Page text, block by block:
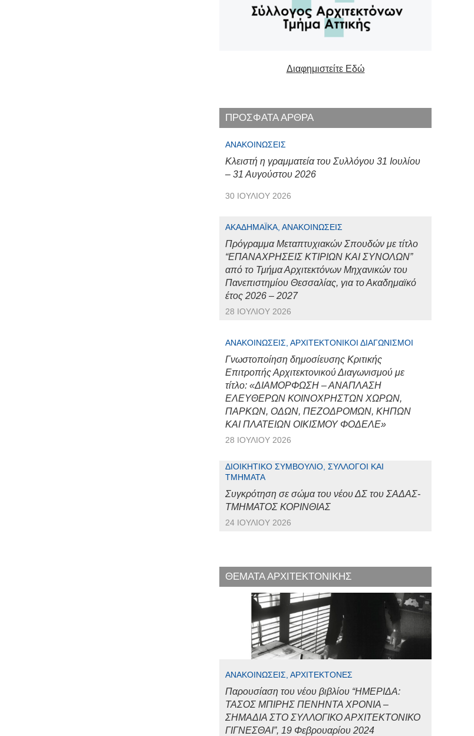
Διαφημιστείτε Εδώ
ΠΡΟΣΦΑΤΑ ΑΡΘΡΑ
ΑΝΑΚΟΙΝΏΣΕΙΣ
Κλειστή η γραμματεία του Συλλόγου 31 Ιουλίου
– 31 Αυγούστου 2026
30 ΙΟΥΛΊΟΥ 2026
ΑΚΑΔΗΜΑΪΚΆ, ΑΝΑΚΟΙΝΏΣΕΙΣ
Πρόγραμμα Μεταπτυχιακών Σπουδών με τίτλο
“ΕΠΑΝΑΧΡΗΣΕΙΣ ΚΤΙΡΙΩΝ ΚΑΙ ΣΥΝΟΛΩΝ”
από το Τμήμα Αρχιτεκτόνων Μηχανικών του
Πανεπιστημίου Θεσσαλίας, για το Ακαδημαϊκό
έτος 2026 – 2027
28 ΙΟΥΛΊΟΥ 2026
ΑΝΑΚΟΙΝΏΣΕΙΣ, ΑΡΧΙΤΕΚΤΟΝΙΚΟΊ ΔΙΑΓΩΝΙΣΜΟΊ
Γνωστοποίηση δημοσίευσης Κριτικής
Επιτροπής Αρχιτεκτονικού Διαγωνισμού με
τίτλο: «ΔΙΑΜΟΡΦΩΣΗ – ΑΝΑΠΛΑΣΗ
ΕΛΕΥΘΕΡΩΝ ΚΟΙΝΟΧΡΗΣΤΩΝ ΧΩΡΩΝ,
ΠΑΡΚΩΝ, ΟΔΩΝ, ΠΕΖΟΔΡΟΜΩΝ, ΚΗΠΩΝ
ΚΑΙ ΠΛΑΤΕΙΩΝ ΟΙΚΙΣΜΟΥ ΦΟΔΕΛΕ»
28 ΙΟΥΛΊΟΥ 2026
ΔΙΟΙΚΗΤΙΚΌ ΣΥΜΒΟΎΛΙΟ, ΣΎΛΛΟΓΟΙ ΚΑΙ
ΤΜΉΜΑΤΑ
Συγκρότηση σε σώμα του νέου ΔΣ του ΣΑΔΑΣ-
ΤΜΗΜΑΤΟΣ ΚΟΡΙΝΘΙΑΣ
24 ΙΟΥΛΊΟΥ 2026
ΘΕΜΑΤΑ ΑΡΧΙΤΕΚΤΟΝΙΚΗΣ
ΑΝΑΚΟΙΝΏΣΕΙΣ, ΑΡΧΙΤΈΚΤΟΝΕΣ
Παρουσίαση του νέου βιβλίου “ΗΜΕΡΙΔΑ:
ΤΑΣΟΣ ΜΠΙΡΗΣ ΠΕΝΗΝΤΑ ΧΡΟΝΙΑ –
ΣΗΜΑΔΙΑ ΣΤΟ ΣΥΛΛΟΓΙΚΟ ΑΡΧΙΤΕΚΤΟΝΙΚΟ
ΓΙΓΝΕΣΘΑΙ”, 19 Φεβρουαρίου 2024